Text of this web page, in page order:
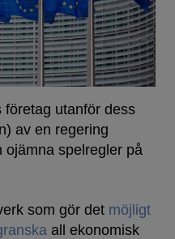
företag utanför dess
av en regering
ojämna spelregler på
som gör det möjligt
all ekonomisk